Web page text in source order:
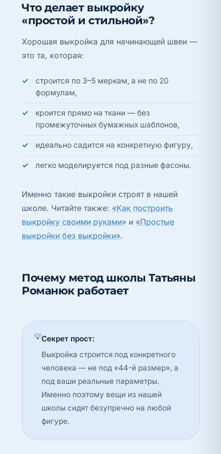
Что делает выкройку
«простой и стильной»?
Хорошая выкройка для начинающей швеи —
это та, которая:
строится по 3–5 меркам, а не по 20
формулам,
кроится прямо на ткани — без
промежуточных бумажных шаблонов,
идеально садится на конкретную фигуру,
легко моделируется под разные фасоны.
Именно такие выкройки строят в нашей
школе. Читайте также: «Как построить
выкройку своими руками» и «Простые
выкройки без выкройки».
Почему метод школы Татьяны
Романюк работает
💡Секрет прост:
Выкройка строится под конкретного
человека — не под «44-й размер», а
под ваши реальные параметры.
Именно поэтому вещи из нашей
школы сидят безупречно на любой
фигуре.